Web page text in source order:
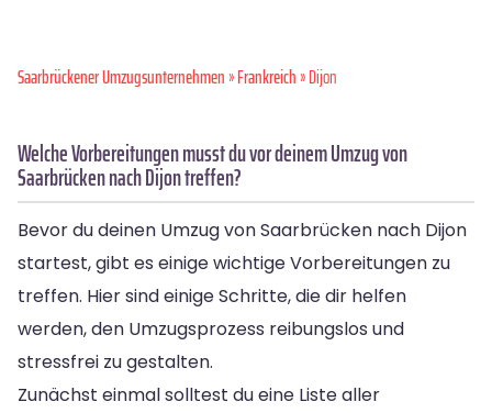
Saarbrückener Umzugsunternehmen»Frankreich» Dijon
Welche Vorbereitungen musst du vor deinem Umzug von
Saarbrücken nach Dijon treffen?
Bevor du deinen Umzug von Saarbrücken nach Dijon
startest, gibt es einige wichtige Vorbereitungen zu
treffen. Hier sind einige Schritte, die dir helfen
werden, den Umzugsprozess reibungslos und
stressfrei zu gestalten.
Zunächst einmal solltest du eine Liste aller